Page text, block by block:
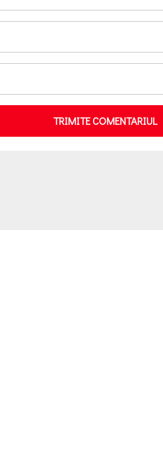
TRIMITE COMENTARIUL